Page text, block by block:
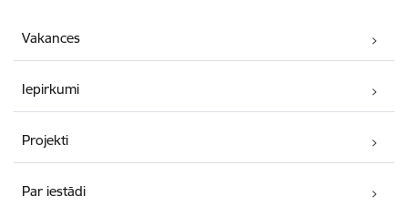
Vakances
Iepirkumi
Projekti
Par iestādi